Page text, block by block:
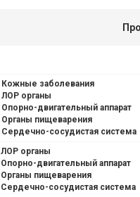
Кожные заболевания
ЛОР органы
Опорно-двигательный аппарат
Органы пищеварения
Сердечно-сосудистая система
ЛОР органы
Опорно-двигательный аппарат
Органы пищеварения
Сердечно-сосудистая система